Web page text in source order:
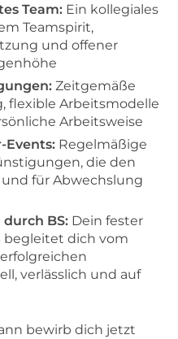
Team: Ein kollegiales
Teamspirit,
und offener
Zeitgemäße
flexible Arbeitsmodelle
Arbeitsweise
Events: Regelmäßige
die den
für Abwechslung
BS: Dein fester
begleitet dich vom
verlässlich und auf
bewirb dich jetzt